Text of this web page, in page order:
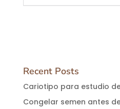
Recent Posts
Cariotipo para estudio
Congelar semen antes